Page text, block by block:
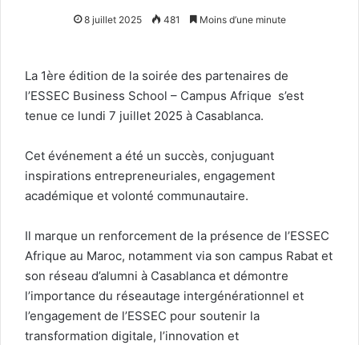
8 juillet 2025 481 Moins d’une minute
La 1ère édition de la soirée des partenaires de
l’ESSEC Business School – Campus Afrique s’est
tenue ce lundi 7 juillet 2025 à Casablanca.
Cet événement a été un succès, conjuguant
inspirations entrepreneuriales, engagement
académique et volonté communautaire.
Il marque un renforcement de la présence de l’ESSEC
Afrique au Maroc, notamment via son campus Rabat et
son réseau d’alumni à Casablanca et démontre
l’importance du réseautage intergénérationnel et
l’engagement de l’ESSEC pour soutenir la
transformation digitale, l’innovation et